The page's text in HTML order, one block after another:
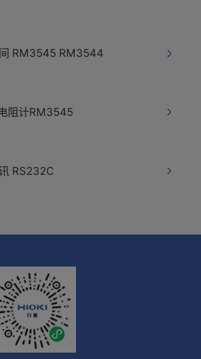
RM3545 RM3544
阻计RM3545
RS232C